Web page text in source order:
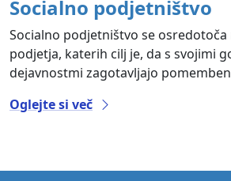
Socialno podjetništvo
Socialno podjetništvo se osredotoča
podjetja, katerih cilj je, da s svojimi
dejavnostmi zagotavljajo
Oglejte si več